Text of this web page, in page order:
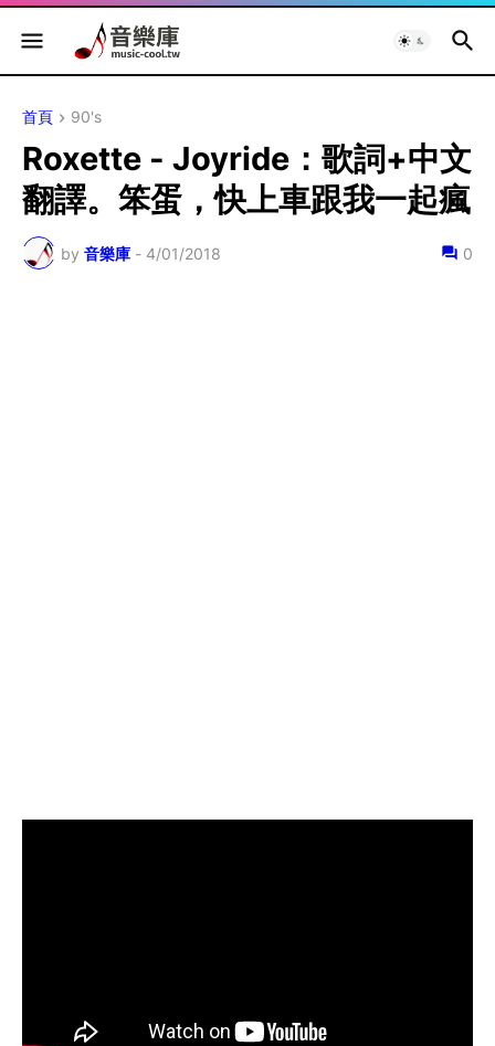
首頁 90's
Roxette - Joyride：歌詞+中文
翻譯。笨蛋，快上車跟我一起瘋
by 音樂庫 - 4/01/2018 0